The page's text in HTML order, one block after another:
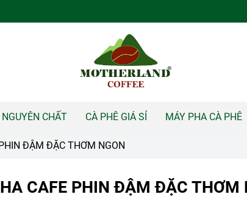
CHẤT CÀ PHÊ GIÁ SỈ MÁY PHA CÀ PHÊ
ĐẬM ĐẶC THƠM NGON
CAFE PHIN ĐẬM ĐẶC THƠM